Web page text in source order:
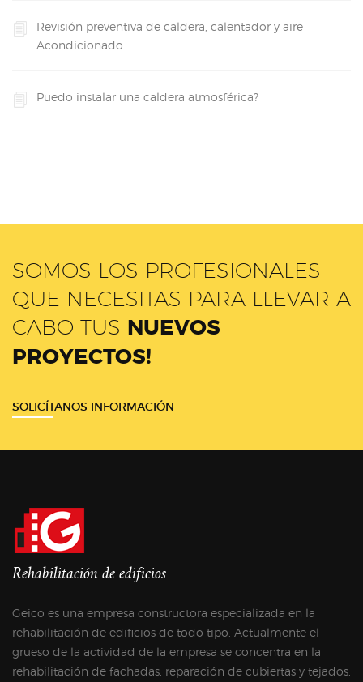
Revisión preventiva de caldera, calentador y aire
Acondicionado
Puedo instalar una caldera atmosférica?
SOMOS LOS PROFESIONALES
QUE NECESITAS PARA LLEVAR A
CABO TUS NUEVOS
PROYECTOS!
SOLICÍTANOS INFORMACIÓN
Rehabilitación de edificios
Geico es una empresa constructora especializada en la
rehabilitación de edificios de todo tipo. Actualmente el
grueso de la actividad de la empresa se concentra en la
rehabilitación de fachadas, reparación de cubiertas y tejados,